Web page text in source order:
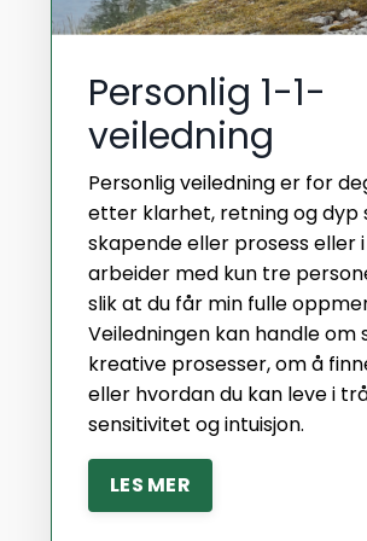
Personlig 1-1-
veiledning
Personlig veiledning er for
etter klarhet, retning og dyp
skapende eller prosess eller
arbeider med kun tre
slik at du får min fulle
Veiledningen kan handle om
kreative prosesser, om å
eller hvordan du kan leve i
sensitivitet og intuisjon.
LES MER